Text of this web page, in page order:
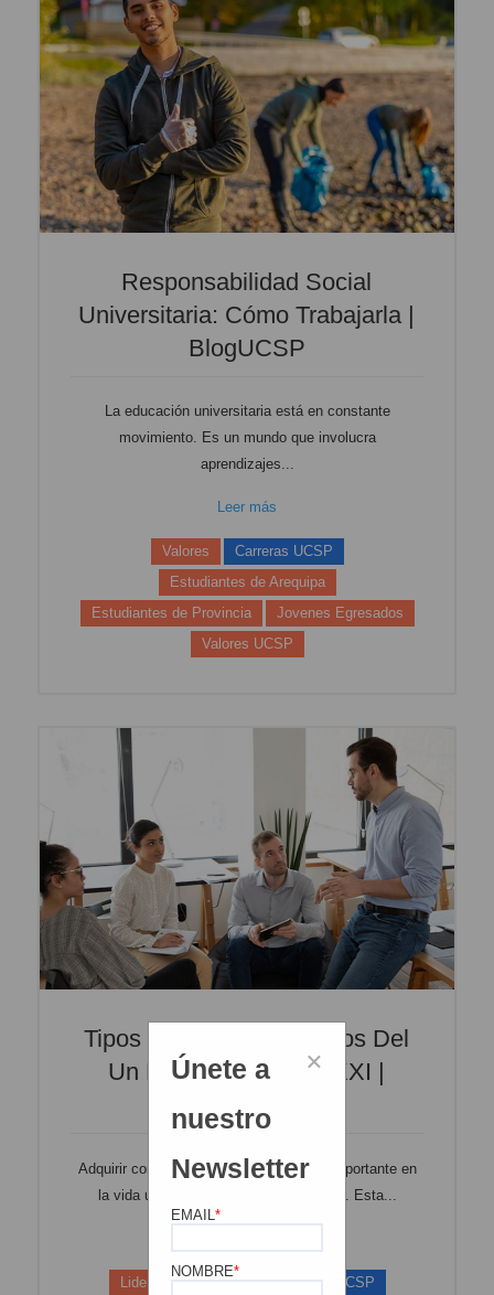
Responsabilidad Social
Universitaria: Cómo Trabajarla |
BlogUCSP
La educación universitaria está en constante
movimiento. Es un mundo que involucra
aprendizajes...
Leer más
Valores
Carreras UCSP
Estudiantes de Arequipa
Estudiantes de Provincia
Jovenes Egresados
Valores UCSP
Tipos De Liderazgo: Retos Del
Un Líder En El Siglo XXI |
BlogUCSP
Adquirir conocimientos académicos es importante en
la vida universitaria, pero no lo es todo. Esta...
Liderazgo estudiantil Carreras UCSP
×
Únete a
nuestro
Newsletter
EMAIL*
NOMBRE*